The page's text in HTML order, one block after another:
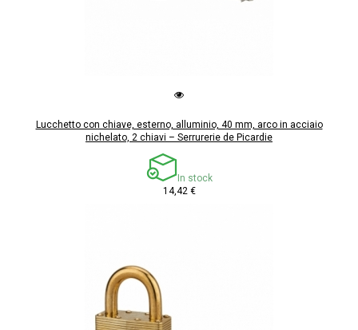
Lucchetto con chiave, esterno, alluminio, 40 mm, arco in acciaio
nichelato, 2 chiavi – Serrurerie de Picardie
In stock
14,42 €